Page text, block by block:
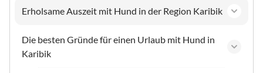
Erholsame Auszeit mit Hund in der Region Karibik
Die besten Gründe für einen Urlaub mit Hund in
Karibik